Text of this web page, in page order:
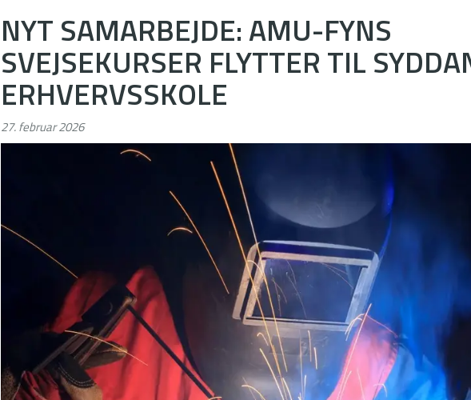
NYT SAMARBEJDE: AMU-FYNS
SVEJSEKURSER FLYTTER TIL
ERHVERVSSKOLE
27. februar 2026